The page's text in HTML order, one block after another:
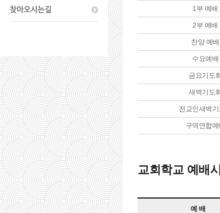
1부 예배
2부 예배
찬양 예배
수요예배
금요기도
새벽기도
전교인새벽
구역연합예
교회학교 예배
예 배